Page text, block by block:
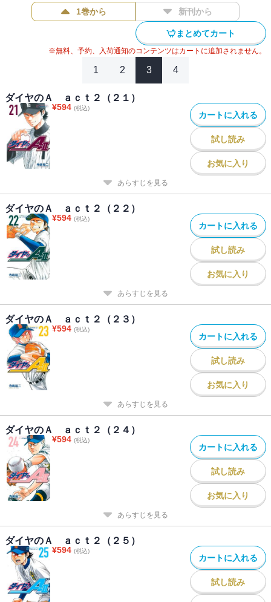
1巻から 新刊から
まとめてカート
※無料、予約、入荷通知のコンテンツはカートに追加されません。
1 2 3 4
ダイヤのＡ ａｃｔ２（２１）
¥594 (税込)
カートに入れる
試し読み
お気に入り
あらすじを見る
ダイヤのＡ ａｃｔ２（２２）
¥594 (税込)
カートに入れる
試し読み
お気に入り
あらすじを見る
ダイヤのＡ ａｃｔ２（２３）
¥594 (税込)
カートに入れる
試し読み
お気に入り
あらすじを見る
ダイヤのＡ ａｃｔ２（２４）
¥594 (税込)
カートに入れる
試し読み
お気に入り
あらすじを見る
ダイヤのＡ ａｃｔ２（２５）
¥594 (税込)
カートに入れる
試し読み